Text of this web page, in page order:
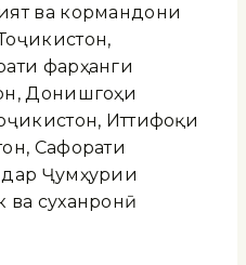
ва кормандони
фарҳанги
Донишгоҳи
Иттифоқи
Сафорати
Ҷумҳурии
ва суханронӣ